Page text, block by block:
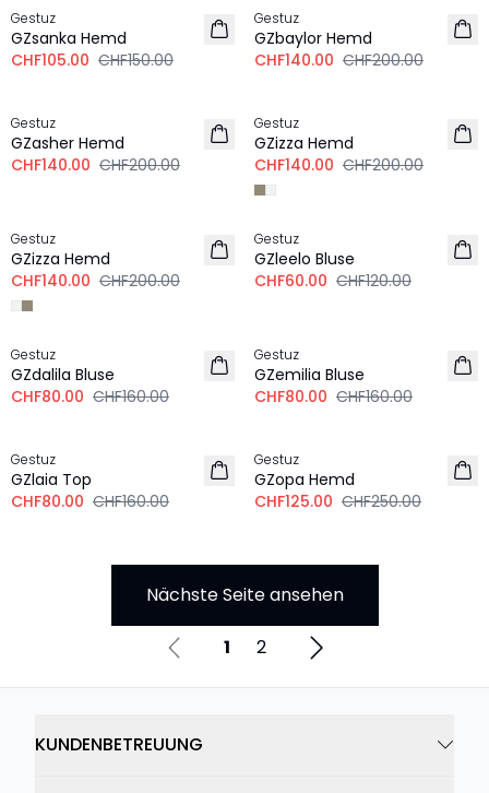
Gestuz
GZsanka Hemd
CHF105.00 CHF150.00
Gestuz
GZbaylor Hemd
CHF140.00 CHF200.00
Gestuz
GZasher Hemd
CHF140.00 CHF200.00
Gestuz
GZizza Hemd
CHF140.00 CHF200.00
Gestuz
GZizza Hemd
CHF140.00 CHF200.00
-50%
Gestuz
GZleelo Bluse
CHF60.00 CHF120.00
-50%
Gestuz
GZdalila Bluse
CHF80.00 CHF160.00
Gestuz
GZemilia Bluse
CHF80.00 CHF160.00
Gestuz
GZlaia Top
CHF80.00 CHF160.00
Gestuz
GZopa Hemd
CHF125.00 CHF250.00
Nächste Seite ansehen
1 2
KUNDENBETREUUNG